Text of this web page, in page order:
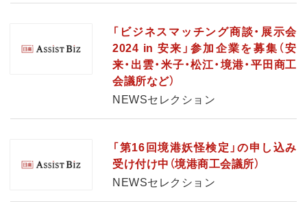
「ビジネスマッチング商談・展示会
2024 in 安来」参加企業を募集（安
来・出雲・米子・松江・境港・平田商工
会議所など）
NEWSセレクション
「第16回境港妖怪検定」の申し込み
受け付け中（境港商工会議所）
NEWSセレクション